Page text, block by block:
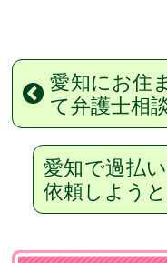
愛知にお住
て弁護士相
愛知で過払
依頼しよう